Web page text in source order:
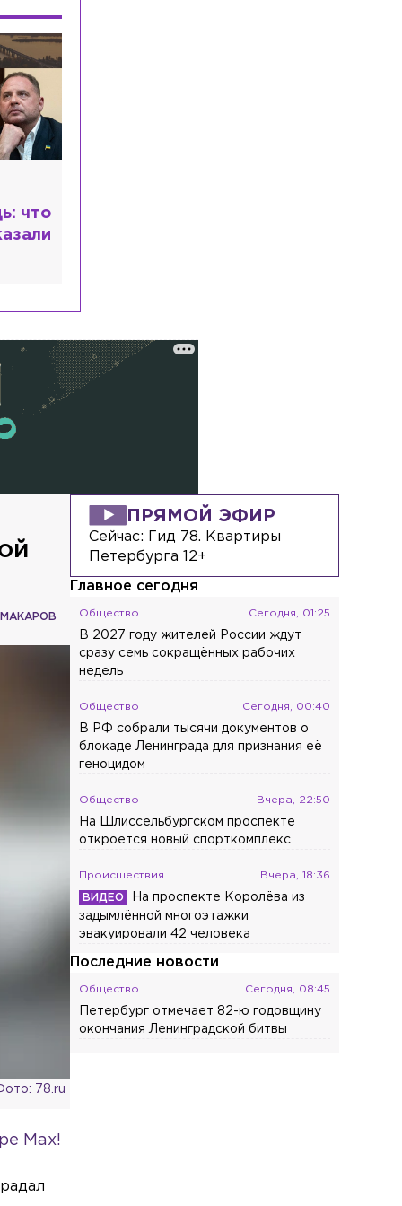
но
с
78.ru
Max!
ПРЯМОЙ ЭФИР
Сейчас:
Гид 78. Квартиры
Петербурга 12+
Главное сегодня
Общество Сегодня, 01:25
В 2027 году жителей России ждут
сразу семь сокращённых рабочих
недель
Общество Сегодня, 00:40
В РФ собрали тысячи документов о
блокаде Ленинграда для признания её
геноцидом
Общество Вчера, 22:50
На Шлиссельбургском проспекте
откроется новый спорткомплекс
Происшествия Вчера, 18:36
На проспекте Королёва из
задымлённой многоэтажки
эвакуировали 42 человека
Последние новости
Общество Сегодня, 08:45
Петербург отмечает 82-ю годовщину
окончания Ленинградской битвы